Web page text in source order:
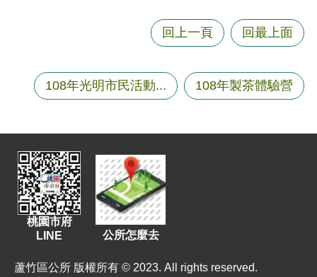
息
公
告
民
回上一頁 回最上面
108年光明市民活動... 108年製茶體驗營
桃園市府
LINE
公所怎麼去
蘆竹區公所 版權所有 © 2023. All rights reserved.